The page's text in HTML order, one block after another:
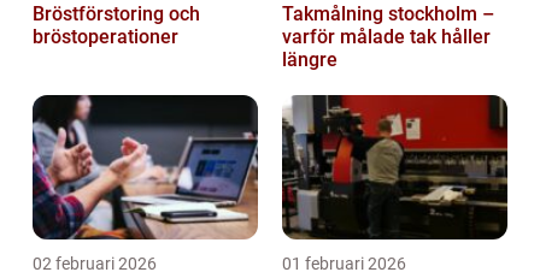
Bröstförstoring och
bröstoperationer
Takmålning stockholm –
varför målade tak håller
längre
02 februari 2026 01 februari 2026